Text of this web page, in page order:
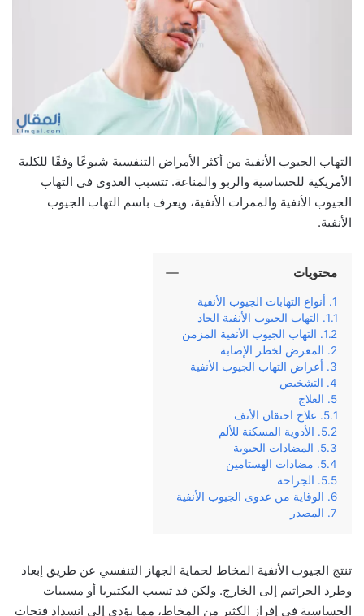
التهاب الجيوب الأنفية من أكثر الأمراض التنفسية شيوعًا وفقًا للكلية
الأمريكية للحساسية والربو والمناعة. تتسبب العدوى في التهاب
الجيوب الأنفية والممرات الأنفية، ويعرف باسم التهاب الجيوب
الأنفية.
محتويات
أنواع التهابات الجيوب الأنفية
التهاب الجيوب الأنفية الحاد
التهاب الجيوب الأنفية المزمن
المعرض لخطر الإصابة
أعراض التهاب الجيوب الأنفية
التشخيص
العلاج
علاج احتقان الأنف
الأدوية المسكنة للألم
المضادات الحيوية
مضادات الهستامين
الجراحة
الوقاية من عدوى الجيوب الأنفية
المصدر
تنتج الجيوب الأنفية المخاط لحماية الجهاز التنفسي عن طريق إبعاد
وطرد الجراثيم إلى الخارج. ولكن قد تسبب البكتيريا أو مسببات
الحساسية في إفراز الكثير من المخاط، مما يؤدي إلى انسداد فتحات